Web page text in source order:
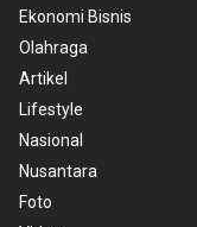
Ekonomi Bisnis
Olahraga
Artikel
Lifestyle
Nasional
Nusantara
Foto